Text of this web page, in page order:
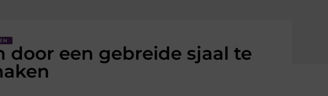
door een gebreide sjaal te